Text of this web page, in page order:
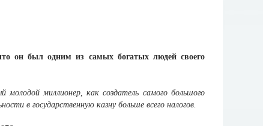
он был одним из самых богатых людей своего
миллионер, как создатель самого большого
в государственную казну больше всего налогов.